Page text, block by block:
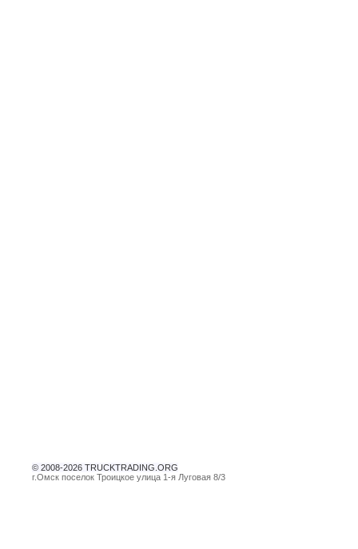
© 2008-2026 TRUCKTRADING.ORG
г.Омск поселок Троицкое улица 1-я Луговая 8/3